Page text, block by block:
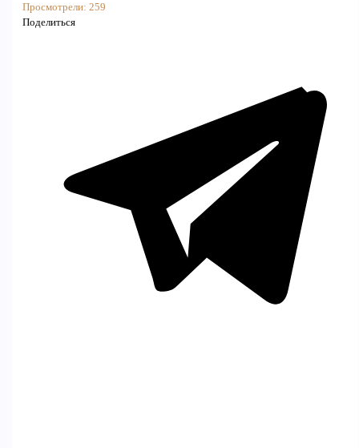
Просмотрели: 259
Поделиться